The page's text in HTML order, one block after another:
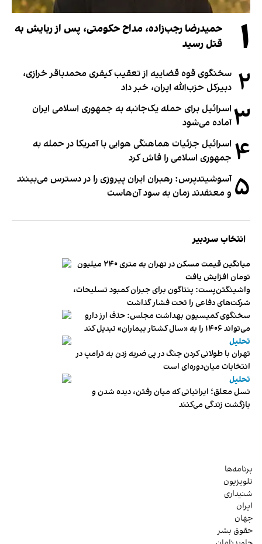
۱
حمیدرضا رجب‌زاده، مداح حکومتی، پس از ربایش به
قتل رسید
۲ سخنگوی قوه قضاییه از تعقیب کیفری محمدباقر خرازی،
دبیر‌کل حزب‌الله ایران، خبر داد
۳ اسرائیل برای حمله یک‌جانبه به جمهوری اسلامی ایران
آماده می‌شود
۴ اسرائیل جزئیات هماهنگی هوایی با آمریکا در حمله به
جمهوری اسلامی را فاش کرد
۵ آسوشیتدپرس: رهبران ایران پیروزی را در دسترس می‌بینند
و معتقدند زمان به سود آن‌هاست
انتخاب سردبیر
میانگین قیمت مسکن در تهران به متری ۲۴۰ میلیون
تومان افزایش یافت
واشینگتن‌پست: پنتاگون برای جبران کمبود تسلیحات،
شرکت‌های دفاعی را تحت فشار گذاشت
سخنگوی کمیسیون بهداشت مجلس: حذف ارز دارو
می‌تواند ۱۴۰۶ را به «سال کشتار بیماران» تبدیل کند
تحلیل
تهران با طولانی کردن جنگ در پی ضربه زدن به ترامپ در
انتخابات میان‌دوره‌ای است
تحلیل
نسل معلق؛ ایرانیانی که میان رفتن، دیده شدن و
بازگشت زندگی می‌کنند
برنامه‌ها
تلویزیون
شنیداری
ایران
جهان
حقوق بشر